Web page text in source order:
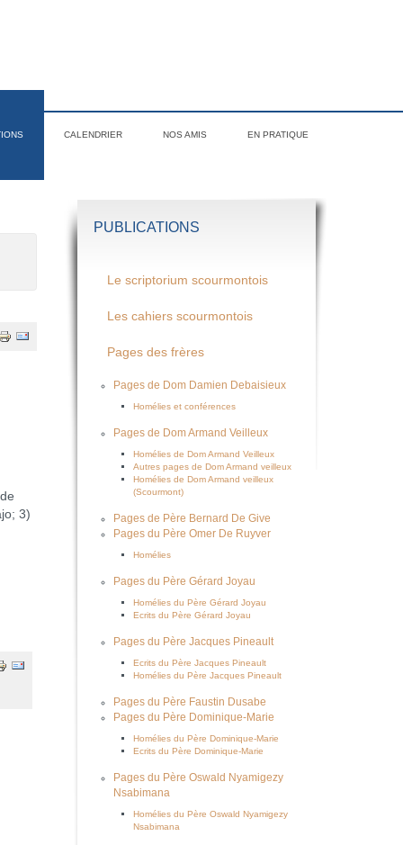
CALENDRIER NOS AMIS EN PRATIQUE
3)
PUBLICATIONS
Le scriptorium scourmontois
Les cahiers scourmontois
Pages des frères
Pages de Dom Damien Debaisieux
Homélies et conférences
Pages de Dom Armand Veilleux
Homélies de Dom Armand Veilleux
Autres pages de Dom Armand veilleux
Homélies de Dom Armand veilleux
(Scourmont)
Pages de Père Bernard De Give
Pages du Père Omer De Ruyver
Homélies
Pages du Père Gérard Joyau
Homélies du Père Gérard Joyau
Ecrits du Père Gérard Joyau
Pages du Père Jacques Pineault
Ecrits du Père Jacques Pineault
Homélies du Père Jacques Pineault
Pages du Père Faustin Dusabe
Pages du Père Dominique-Marie
Homélies du Père Dominique-Marie
Ecrits du Père Dominique-Marie
Pages du Père Oswald Nyamigezy
Nsabimana
Homélies du Père Oswald Nyamigezy
Nsabimana